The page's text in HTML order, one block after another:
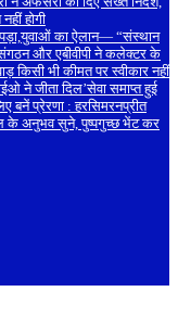
होगी
का ऐलान— “संस्थान
और एबीवीपी ने कलेक्टर के
किसी भी कीमत पर स्वीकार नहीं
ने जीता दिल’सेवा समाप्त हुई
बनें प्रेरणा : हरसिमरनप्रीत
के अनुभव सुने, पुष्पगुच्छ भेंट कर